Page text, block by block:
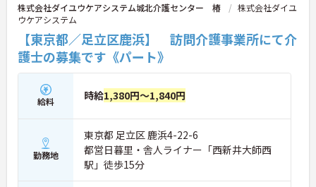
株式会社ダイユウケアシステム城北介護センター 椿
株式会社ダイユ
ウケアシステム
【東京都／足立区鹿浜】 訪問介護事業所にて介
護士の募集です《パート》
給料 時給1,380円～1,840円
勤務地
東京都 足立区 鹿浜4-22-6
都営日暮里・舎人ライナー「西新井大師西
駅」徒歩15分